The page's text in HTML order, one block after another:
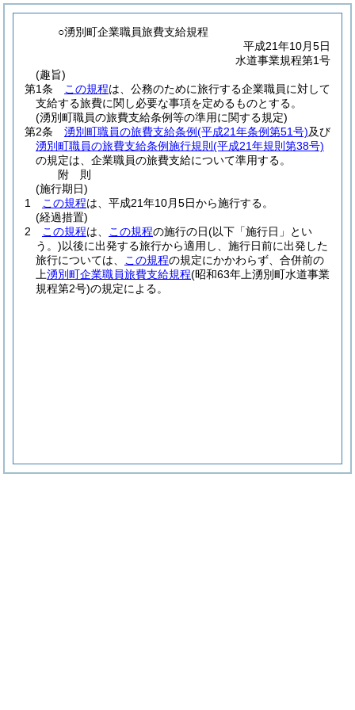
○湧別町企業職員旅費支給規程
平成21年10月5日
水道事業規程第1号
(趣旨)
第1条
この規程は、公務のために旅行する企業職員に対して
支給する旅費に関し必要な事項を定めるものとする。
(湧別町職員の旅費支給条例等の準用に関する規定)
第2条
湧別町職員の旅費支給条例(平成21年条例第51号)及び
湧別町職員の旅費支給条例施行規則 (平成21年規則第38号)
の規定は、企業職員の旅費支給について準用する。
附 則
(施行期日)
1
この規程は、平成21年10月5日から施行する。
(経過措置)
2
この規程は、 この規程の施行の日(以下「施行日」とい
う。)以後に出発する旅行から適用し、施行日前に出発した
旅行については、
この規程の規定にかかわらず、合併前の
上湧別町企業職員旅費支給規程(昭和63年上湧別町水道事業
規程第2号)の規定による。